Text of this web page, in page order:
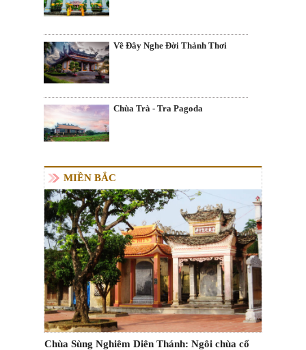
Về Đây Nghe Đời Thảnh Thơi
Chùa Trà - Tra Pagoda
MIỀN BẮC
Chùa Sùng Nghiêm Diên Thánh: Ngôi chùa cổ